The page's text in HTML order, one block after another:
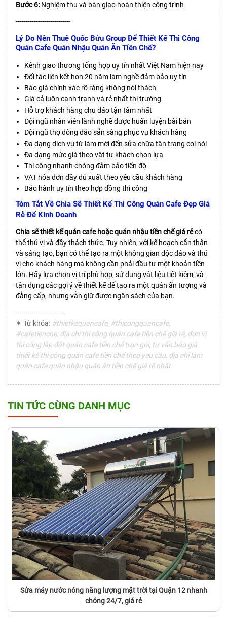
Bước 6: Nghiệm thu và bàn giao hoàn thiện công trình
---------------------------
Lý Do Nên Thuê Quốc Bửu Group Để Thiết Kế Thi Công
Quán Cafe Quán Nhậu Quán Ăn Tiền Chế?
Kênh giao thương tổng hợp uy tín nhất Việt Nam hiện nay
Đối tác liên kết hơn 20 năm làm nghề đảm bảo uy tín
Báo giá chính xác rõ ràng không nói thách
Giá cả luôn cạnh tranh và rẻ nhất thị trường
Hỗ trợ khách hàng chu đáo tận tâm nhất
Đội ngũ nhân viên lành nghề được huấn luyện bài bản
Đội ngũ thợ đông đảo sẵn sàng phục vụ khách hàng
Đa dạng dịch vụ từ làm mới đến sửa chữa tân trang cơi nới
Đa dạng mức giá theo vật tư khách chọn lựa
Thi công nhanh chóng đảm bảo tiến độ
VAT hóa đơn đầy đủ xuất theo yêu cầu khách hàng
Bảo hành uy tín theo hợp đồng thi công
Tóm Tắt Về Chia Sẽ Thiết Kế Thi Công Quán Cafe Đẹp Giá
Rẻ Để Kinh Doanh
Chia sẽ thiết kế quán cafe hoặc quán nhậu tiền chế giá rẻcó
thể thú vị và đầy thách thức. Tuy nhiên, với kế hoạch cẩn thận
và sáng tạo, bạn có thể tạo ra một không gian độc đáo và thú
vị cho khách hàng mà không cần phải đầu tư một khoản tiền
lớn. Hãy lựa chọn vị trí phù hợp, sử dụng vật liệu tiết kiệm, và
tận dụng các gợi ý về thiết kế để tạo ra một quán ấn tượng và
đẳng cấp, nhưng vẫn giữ được ngân sách của bạn.
------------------------
✶ Từ khóa: #thietkequancafe, #thicongquancafe,
#cafetienche, địa chỉ thi công quán cafe tiền chế giá rẻ, đơn vị
thi công lắp đặt quán cafe tiền chế trọn gói, tư vấn báo giá
thiết kế thi công quán cafe tiền chế theo yêu cầu, địa chỉ làm
quán cafe quán nhậu quán ăn tiền chế giá rẽ nhất
TIN TỨC CÙNG DANH MỤC
Sửa máy nước nóng năng lượng mặt trời tại Quận 12 nhanh
chóng 24/7, giá rẻ